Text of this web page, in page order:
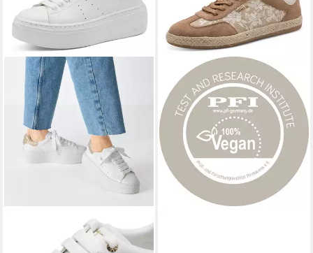
Plateausneaker
Schnürschuh, Halbschuh mit